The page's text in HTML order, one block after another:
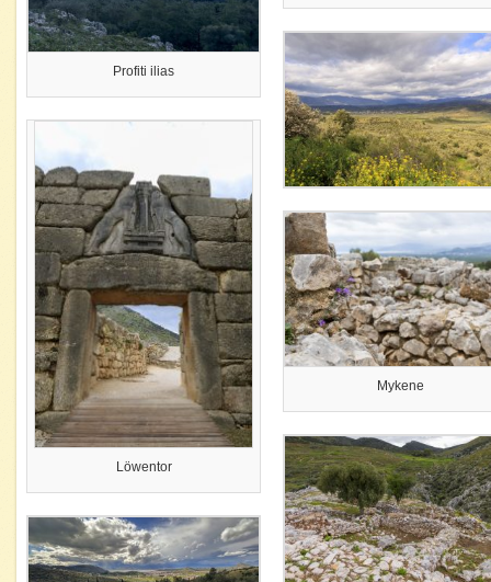
Profiti ilias
Löwentor
Mykene